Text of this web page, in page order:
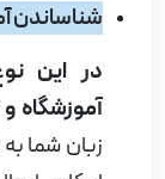
شناساندن
در این
آموزشگاه
زبان شما